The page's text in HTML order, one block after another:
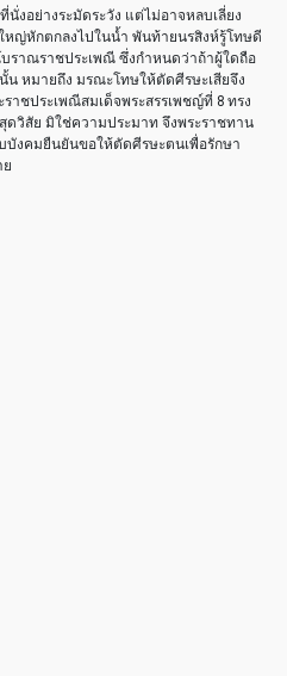
งอย่างระมัดระวัง แต่ไม่อาจหลบเลี่ยง
หญ่หักตกลงไปในน้ำ พันท้ายนรสิงห์รู้โทษดี
ราณราชประเพณี ซึ่งกำหนดว่าถ้าผู้ใดถือ
น หมายถึง มรณะโทษให้ตัดศีรษะเสียจึง
ชประเพณีสมเด็จพระสรรเพชญ์ที่ 8 ทรง
ดวิสัย มิใช่ความประมาท จึงพระราชทาน
งคมยืนยันขอให้ตัดศีรษะตนเพื่อรักษา